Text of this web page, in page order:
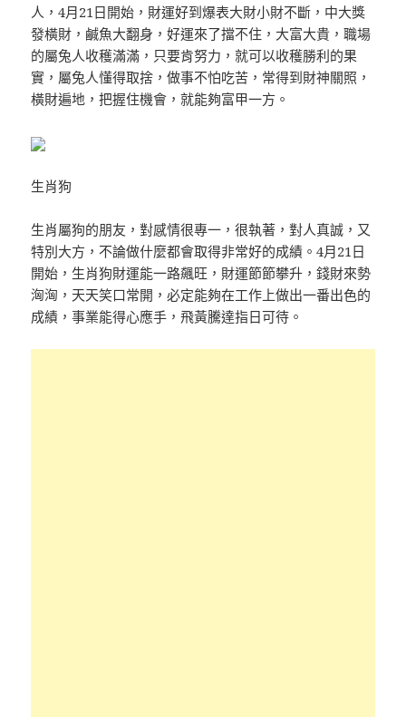
人，4月21日開始，財運好到爆表大財小財不斷，中大獎
發橫財，鹹魚大翻身，好運來了擋不住，大富大貴，職場
的屬兔人收穫滿滿，只要肯努力，就可以收穫勝利的果
實，屬兔人懂得取捨，做事不怕吃苦，常得到財神關照，
橫財遍地，把握住機會，就能夠富甲一方。
生肖狗
生肖屬狗的朋友，對感情很專一，很執著，對人真誠，又
特別大方，不論做什麼都會取得非常好的成績。4月21日
開始，生肖狗財運能一路飆旺，財運節節攀升，錢財來勢
洶洶，天天笑口常開，必定能夠在工作上做出一番出色的
成績，事業能得心應手，飛黃騰達指日可待。